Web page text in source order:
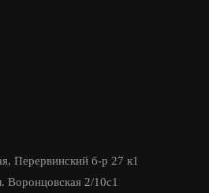
Перервинский б-р 27 к1
Воронцовская 2/10с1